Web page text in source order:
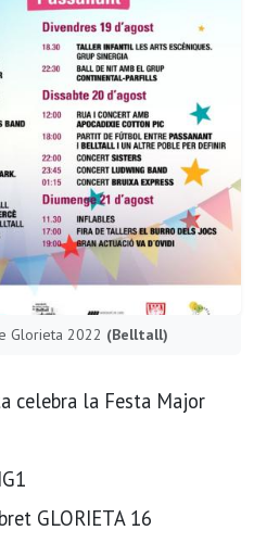
Glorieta 2022 (Belltall)
celebra la Festa Major
GLORIETA 16